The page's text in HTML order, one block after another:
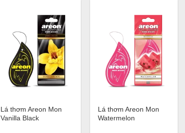
Lá thơm Areon Mon
Vanilla Black
Lá thơm Areon Mon
Watermelon